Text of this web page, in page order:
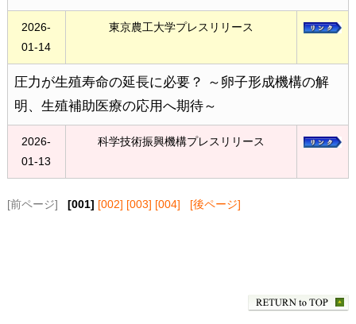
2026-
01-14
東京農工大学プレスリリース
圧力が生殖寿命の延長に必要？ ～卵子形成機構の解
明、生殖補助医療の応用へ期待～
2026-
01-13
科学技術振興機構プレスリリース
[前ページ] [001] [002] [003] [004] [後ページ]